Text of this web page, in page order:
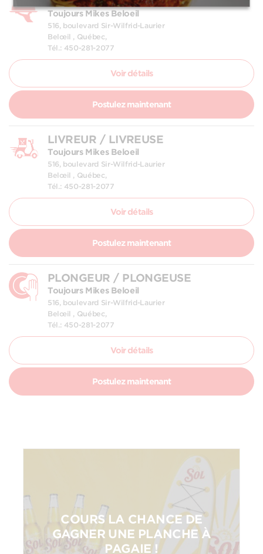
Toujours Mikes Beloeil
516, boulevard Sir-Wilfrid-Laurier
Belœil , Québec,
Tél.: 450-281-2077
Voir détails
Postulez maintenant
LIVREUR / LIVREUSE
Toujours Mikes Beloeil
516, boulevard Sir-Wilfrid-Laurier
Belœil , Québec,
Tél.: 450-281-2077
Voir détails
Postulez maintenant
PLONGEUR / PLONGEUSE
Toujours Mikes Beloeil
516, boulevard Sir-Wilfrid-Laurier
Belœil , Québec,
Tél.: 450-281-2077
Voir détails
Postulez maintenant
COURS LA CHANCE DE
GAGNER UNE PLANCHE À
PAGAIE !